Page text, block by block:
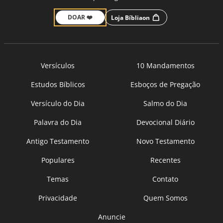
DOAR ❤️ Loja Bíbliaon
Versículos
10 Mandamentos
Estudos Bíblicos
Esboços de Pregação
Versículo do Dia
Salmo do Dia
Palavra do Dia
Devocional Diário
Antigo Testamento
Novo Testamento
Populares
Recentes
Temas
Contato
Privacidade
Quem Somos
Anuncie